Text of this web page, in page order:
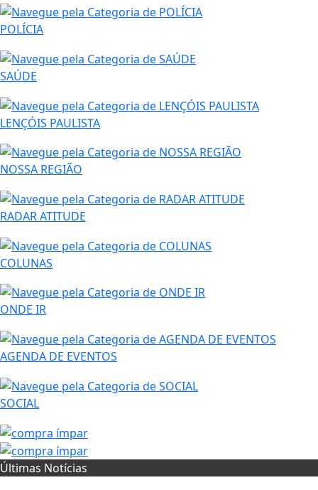
POLÍCIA
SAÚDE
LENÇÓIS PAULISTA
NOSSA REGIÃO
RADAR ATITUDE
COLUNAS
ONDE IR
AGENDA DE EVENTOS
SOCIAL
Últimas Notícias